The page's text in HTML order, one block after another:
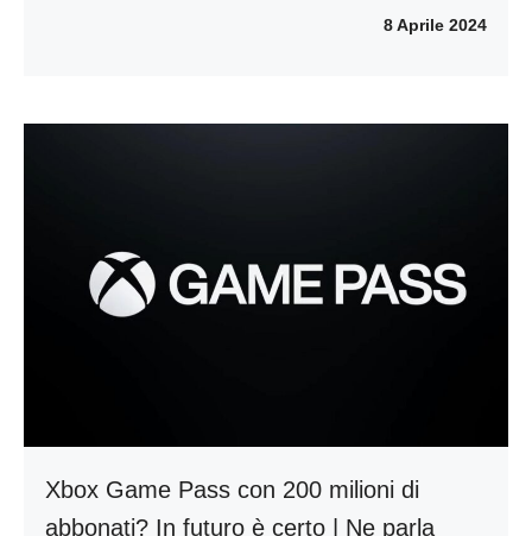
8 Aprile 2024
Xbox Game Pass con 200 milioni di
abbonati? In futuro è certo | Ne parla